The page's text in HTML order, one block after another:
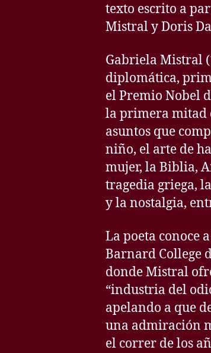
texto escrito a
Mistral y Doris
Gabriela Mistral
diplomática,
el Premio Nobel
la primera mitad
asuntos que
niño, el arte de
mujer, la Biblia,
tragedia griega,
y la nostalgia,
La poeta conoce
Barnard College
donde Mistral
“industria del
apelando a que
una admiración
el correr de los